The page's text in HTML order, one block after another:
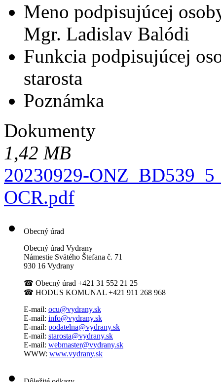
Meno podpisujúcej
Mgr. Ladislav Balódi
Funkcia podpisujúcej
starosta
Poznámka
Dokumenty
1,42 MB
20230929-
OCR.pdf
Obecný úrad
Obecný úrad Vydrany
Námestie Svätého Štefana č. 71
930 16 Vydrany
☎ Obecný úrad +421 31 552 21 25
☎ HODUS KOMUNAL +421 911 268 968
E-mail: ocu@vydrany.sk
E-mail: info@vydrany.sk
E-mail: podatelna@vydrany.sk
E-mail: starosta@vydrany.sk
E-mail: webmaster@vydrany.sk
WWW: www.vydrany.sk